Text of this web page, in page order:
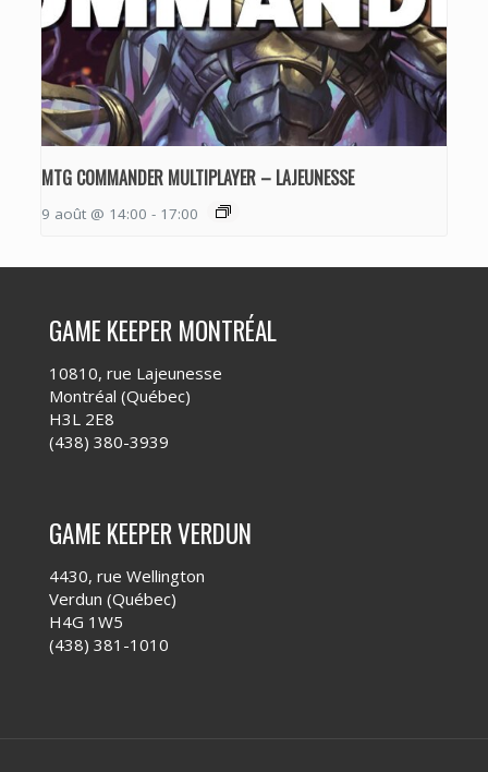
MTG COMMANDER MULTIPLAYER – LAJEUNESSE
9 août @ 14:00 - 17:00
GAME KEEPER MONTRÉAL
10810, rue Lajeunesse
Montréal (Québec)
H3L 2E8
(438) 380-3939
GAME KEEPER VERDUN
4430, rue Wellington
Verdun (Québec)
H4G 1W5
(438) 381-1010